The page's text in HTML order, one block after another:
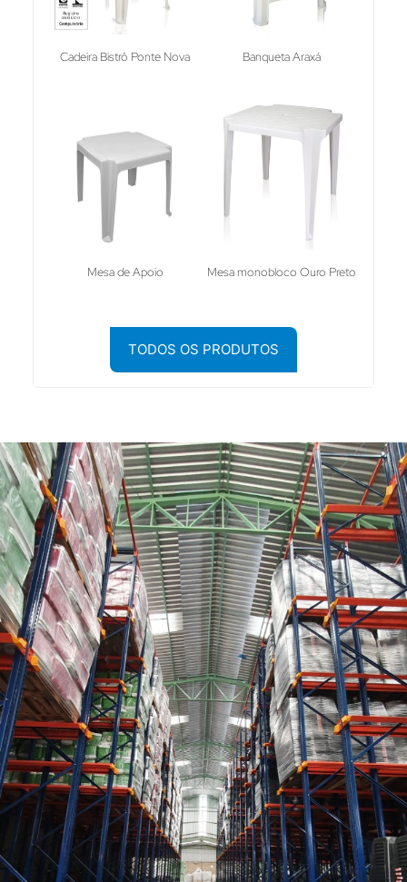
Cadeira Bistrô Ponte Nova Banqueta Araxá
Mesa de Apoio Mesa monobloco Ouro Preto
TODOS OS PRODUTOS